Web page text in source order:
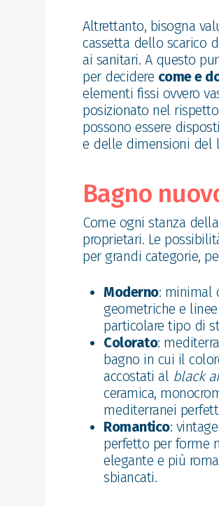
Altrettanto, bisogna
cassetta dello scarico
ai sanitari. A questo
per decidere come e
elementi fissi ovvero
posizionato nel
possono essere
e delle dimensioni del
Bagno
Come ogni stanza
proprietari. Le
per grandi categorie,
Moderno: minimal
geometriche e
particolare tipo di
Colorato:
bagno in cui il
accostati al black
ceramica,
mediterranei
Romantico:
perfetto per forme
elegante e più
sbiancati.